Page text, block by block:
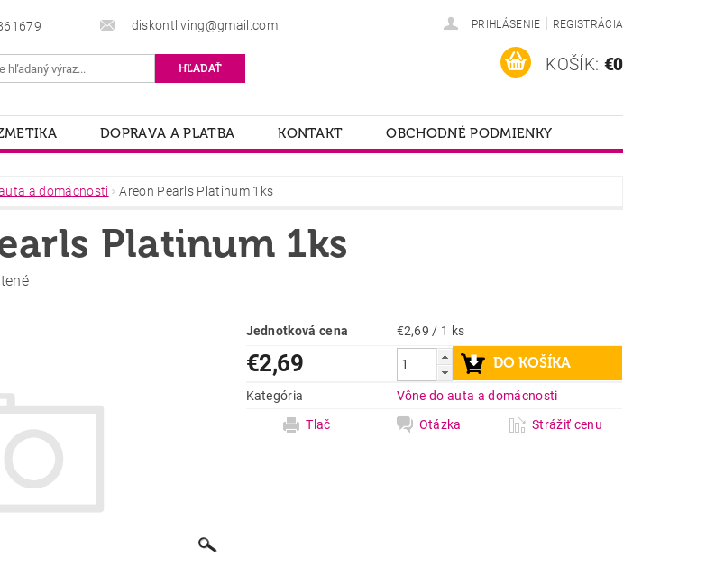
diskontliving@gmail.com PRIHLÁSENIE | REGISTRÁCIA
KOŠÍK: €0
DOPRAVA A PLATBA KONTAKT
OBCHODNÉ PODMIENKY
a domácnosti Areon Pearls Platinum 1ks
Platinum 1ks
Jednotková cena €2,69 / 1 ks
€2,69
Kategória
Vône do auta a domácnosti
Tlač
Otázka Strážiť cenu